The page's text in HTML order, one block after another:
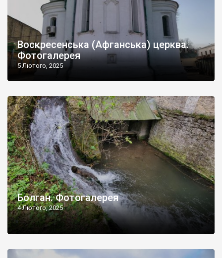
Воскресенська (Афганська) церква.
Фотогалерея
5 Лютого, 2025
Болган. Фотогалерея
4 Лютого, 2025